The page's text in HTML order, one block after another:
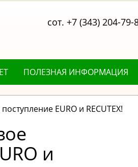
сот. +7 (343) 204-79-
ПОЛЕЗНАЯ ИНФОРМАЦИЯ
EURO и RECUTEX!
и